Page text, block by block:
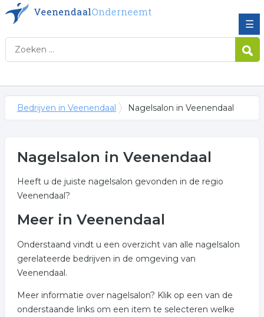
☰
Bedrijven in Veenendaal Nagelsalon in Veenendaal
Nagelsalon in Veenendaal
Heeft u de juiste nagelsalon gevonden in de regio
Veenendaal?
Meer in Veenendaal
Onderstaand vindt u een overzicht van alle nagelsalon
gerelateerde bedrijven in de omgeving van
Veenendaal.
Meer informatie over nagelsalon? Klik op een van de
onderstaande links om een item te selecteren welke